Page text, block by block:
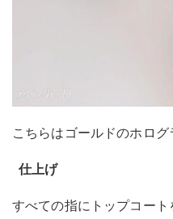
こちらはゴールドのホログ
仕上げ
すべての指にトップコート